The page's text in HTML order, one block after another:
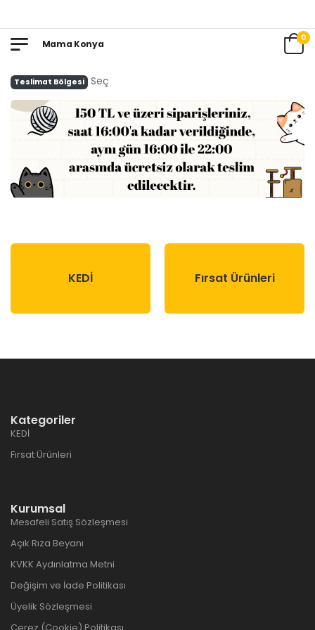
Mama Konya
0
Teslimat Bölgesi Seç
KEDİ Fırsat Ürünleri
Kategoriler
KEDİ
Fırsat Ürünleri
Kurumsal
Mesafeli Satış Sözleşmesi
Açık Rıza Beyanı
KVKK Aydınlatma Metni
Değişim ve İade Politikası
Üyelik Sözleşmesi